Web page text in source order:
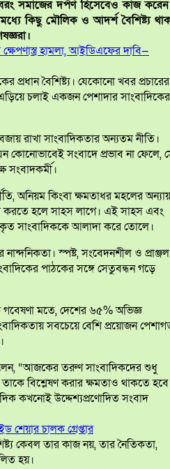
সমাজের দর্পণ হিসেবেও কাজ
কিছু মৌলিক ও আদর্শ বৈশিষ্ট্য
হামলা, আইডিএফের দাবি—
প্রধান বৈশিষ্ট্য। যেকোনো খবর প্রচারের
চলাই একজন পেশাদার সাংবাদিকের
রাখা সাংবাদিকতার অন্যতম নীতি।
কোনোভাবেই সংবাদে প্রভাব না ফেলে,
অনিয়ম কিংবা ক্ষমতাধর মহলের অন্যায়
করতে হলে সাহস লাগে। এই সাহস এবং
সাংবাদিককে আলাদা করে তোলে।
স্পষ্ট, সংবেদনশীল ও প্রাঞ্জল
পাঠকের সঙ্গে সেতুবন্ধন গড়ে
গবেষণা মতে, দেশের ৬৫% অভিজ্ঞ
সবচেয়ে বেশি প্রয়োজন
“আজকের তরুণ সাংবাদিকদের শুধু
বিশ্লেষণ করার ক্ষমতাও থাকতে
কখনোই উদ্দেশ্যপ্রণোদিত সংবাদ
শেয়ার চালক গ্রেপ্তার
কেবল তার কাজ নয়, তার নৈতিকতা,
হয়।